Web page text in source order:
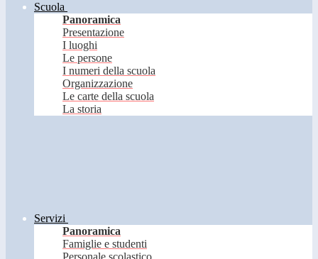
Scuola
Panoramica
Presentazione
I luoghi
Le persone
I numeri della scuola
Organizzazione
Le carte della scuola
La storia
Servizi
Panoramica
Famiglie e studenti